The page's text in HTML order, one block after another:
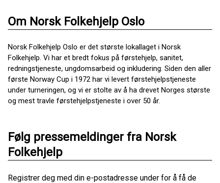
Om Norsk Folkehjelp Oslo
Norsk Folkehjelp Oslo er det største lokallaget i Norsk
Folkehjelp. Vi har et bredt fokus på førstehjelp, sanitet,
redningstjeneste, ungdomsarbeid og inkludering. Siden den aller
første Norway Cup i 1972 har vi levert førstehjelpstjeneste
under turneringen, og vi er stolte av å ha drevet Norges største
og mest travle førstehjelpstjeneste i over 50 år.
Følg pressemeldinger fra Norsk
Folkehjelp
Registrer deg med din e-postadresse under for å få de